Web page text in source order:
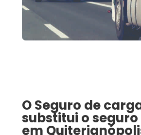
OSeguro de
substitui o
em